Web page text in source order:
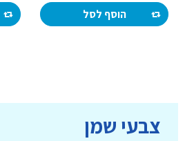
הוסף לסל
צבעי שמן